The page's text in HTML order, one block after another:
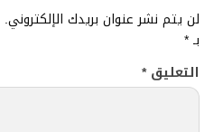
لن يتم نشر عنوان بريدك الإلكتروني.
بـ*
التعليق*